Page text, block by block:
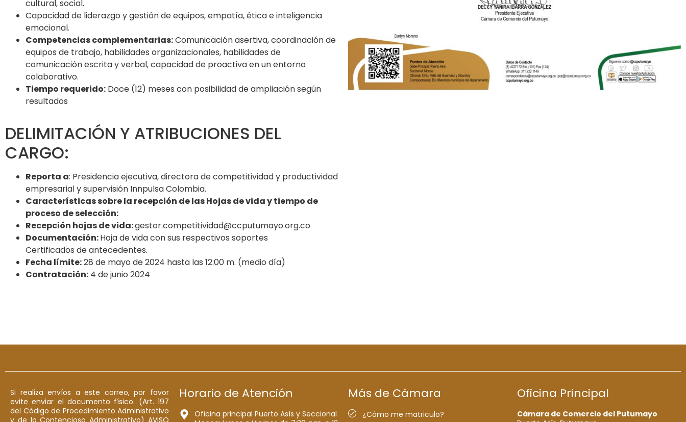
cultural, social.
Capacidad de liderazgo y gestión de equipos, empatía, ética e inteligencia
emocional.
Competencias complementarias:Comunicación asertiva, coordinación de
equipos de trabajo, habilidades organizacionales, habilidades de
comunicación escrita y verbal, capacidad de proactiva en un entorno
colaborativo.
Tiempo requerido: Doce (12) meses con posibilidad de ampliación según
resultados
DELIMITACIÓN Y ATRIBUCIONES DEL
CARGO:
Reporta a: Presidencia ejecutiva, directora de competitividad y productividad
empresarial y supervisión Innpulsa Colombia.
Características sobre la recepción de las Hojas de vida y tiempo de
proceso de selección:
Recepción hojas de vida:gestor.competitividad@ccputumayo.org.co
Documentación:Hoja de vida con sus respectivos soportes
Certificados de antecedentes.
Fecha límite:28 de mayo de 2024 hasta las 12:00 m. (medio día)
Contratación: 4 de junio 2024
Si realiza envíos a este correo, por favor
evite enviar el documento físico. (Art. 197
del Código de Procedimiento Administrativo
Horario de Atención
Oficina principal Puerto Asís y Seccional
Más de Cámara
¿Cómo me matriculo?
Oficina Principal
Cámara de Comercio del Putumayo